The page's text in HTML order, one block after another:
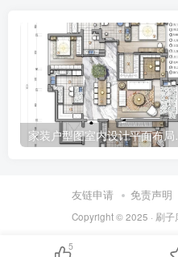
家装户
友链申请 免责声明
Copyright © 2025 · 刷子
5